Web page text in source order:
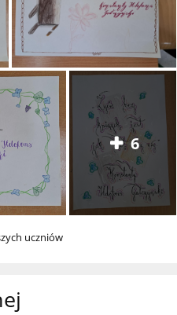
6
uczniów